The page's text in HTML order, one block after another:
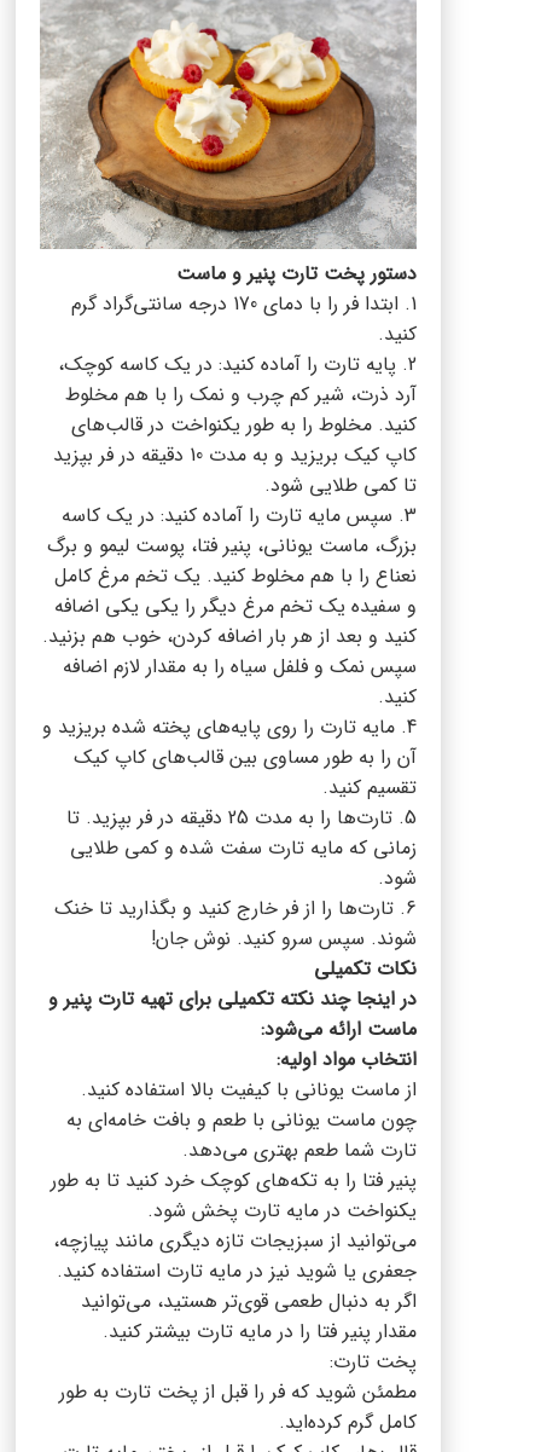
دستور پخت تارت پنیر و ماست
1. ابتدا فر را با دمای 170 درجه سانتی‌گراد گرم
کنید.
2. پایه تارت را آماده کنید: در یک کاسه کوچک،
آرد ذرت، شیر کم چرب و نمک را با هم مخلوط
کنید. مخلوط را به طور یکنواخت در قالب‌های
کاپ کیک بریزید و به مدت 10 دقیقه در فر بپزید
تا کمی طلایی شود.
3. سپس مایه تارت را آماده کنید: در یک کاسه
بزرگ، ماست یونانی، پنیر فتا، پوست لیمو و برگ
نعناع را با هم مخلوط کنید. یک تخم مرغ کامل
و سفیده یک تخم مرغ دیگر را یکی یکی اضافه
کنید و بعد از هر بار اضافه کردن، خوب هم بزنید.
سپس نمک و فلفل سیاه را به مقدار لازم اضافه
کنید.
4. مایه تارت را روی پایه‌های پخته شده بریزید و
آن را به طور مساوی بین قالب‌های کاپ کیک
تقسیم کنید.
5. تارت‌ها را به مدت 25 دقیقه در فر بپزید. تا
زمانی که مایه تارت سفت شده و کمی طلایی
شود.
6. تارت‌ها را از فر خارج کنید و بگذارید تا خنک
شوند. سپس سرو کنید. نوش جان!
نکات تکمیلی
در اینجا چند نکته تکمیلی برای تهیه تارت پنیر و
ماست ارائه می‌شود:
انتخاب مواد اولیه:
از ماست یونانی با کیفیت بالا استفاده کنید.
چون ماست یونانی با طعم و بافت خامه‌ای به
تارت شما طعم بهتری می‌دهد.
پنیر فتا را به تکه‌های کوچک خرد کنید تا به طور
یکنواخت در مایه تارت پخش شود.
می‌توانید از سبزیجات تازه دیگری مانند پیازچه،
جعفری یا شوید نیز در مایه تارت استفاده کنید.
اگر به دنبال طعمی قوی‌تر هستید، می‌توانید
مقدار پنیر فتا را در مایه تارت بیشتر کنید.
پخت تارت:
مطمئن شوید که فر را قبل از پخت تارت به طور
کامل گرم کرده‌اید.